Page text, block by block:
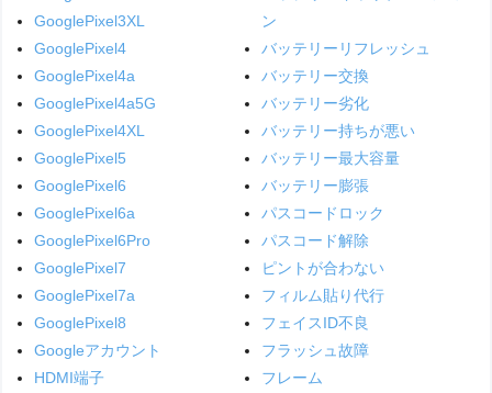
GooglePixel3XL
GooglePixel4
GooglePixel4a
GooglePixel4a5G
GooglePixel4XL
GooglePixel5
GooglePixel6
GooglePixel6a
GooglePixel6Pro
GooglePixel7
GooglePixel7a
GooglePixel8
Googleアカウント
HDMI端子
ン
バッテリーリフレッシュ
バッテリー交換
バッテリー劣化
バッテリー持ちが悪い
バッテリー最大容量
バッテリー膨張
パスコードロック
パスコード解除
ピントが合わない
フィルム貼り代行
フェイスID不良
フラッシュ故障
フレーム